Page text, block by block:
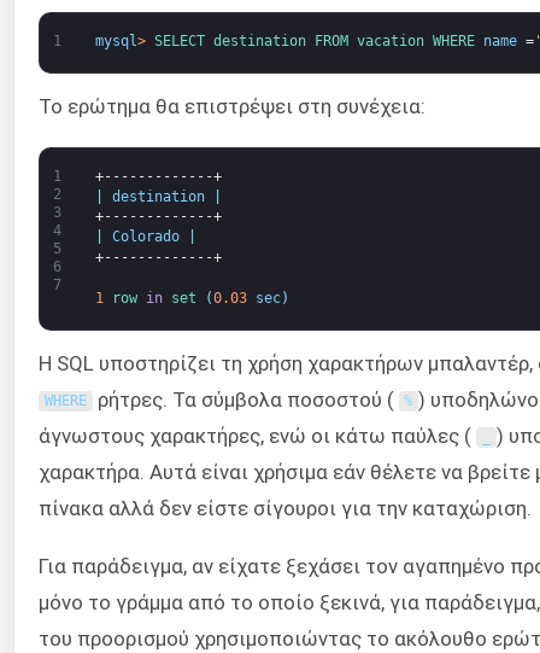
1 mysql> SELECT destination FROM vacation WHERE name =
Το ερώτημα θα επιστρέψει στη συνέχεια:
1
2
3
4
5
6
7
+-------------+
destination
+-------------+
Colorado
+-------------+
1 row in set (0.03 sec)
Η SQL υποστηρίζει τη χρήση χαρακτήρων μπαλαντέρ,
WHERE ρήτρες. Τα σύμβολα ποσοστού ( % )
άγνωστους χαρακτήρες, ενώ οι κάτω παύλες (
)
χαρακτήρα. Αυτά είναι χρήσιμα εάν θέλετε να
πίνακα αλλά δεν είστε σίγουροι για την καταχώριση.
Για παράδειγμα, αν είχατε ξεχάσει τον αγαπημένο
μόνο το γράμμα από το οποίο ξεκινά, για
του προορισμού χρησιμοποιώντας το ακόλουθο